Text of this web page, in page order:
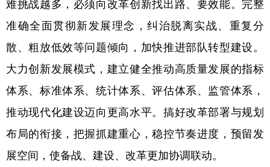
难挑战越多，必须向改革创新找出路、要效能。完整
准确全面贯彻新发展理念，纠治脱离实战、重复分
散、粗放低效等问题倾向，加快推进部队转型建设。
大力创新发展模式，建立健全推动高质量发展的指标
体系、标准体系、统计体系、评估体系、监管体系，
推动现代化建设迈向更高水平。搞好改革部署与规划
布局的衔接，把握抓建重心，稳控节奏进度，预留发
展空间，使备战、建设、改革更加协调联动。